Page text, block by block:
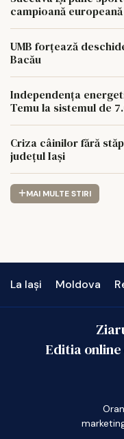
campioană
UMB forțează
Bacău
Independența
Temu la sistemul de
Criza câinilor fără
județul Iași
MAI MULTE STIRI
La Iași Moldova
Editia online